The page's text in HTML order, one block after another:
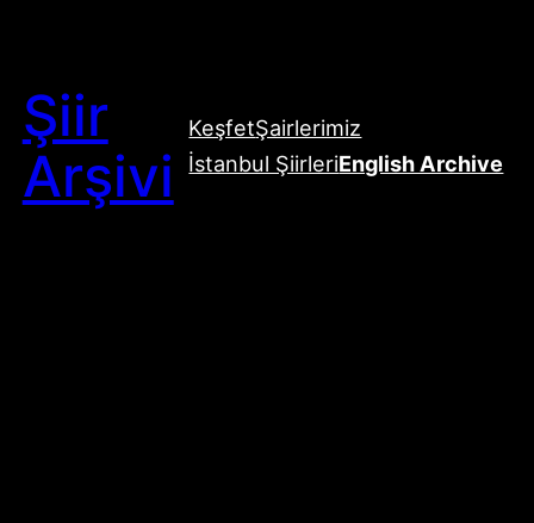
Şiir
Arşivi
KeşfetŞairlerimiz
İstanbul ŞiirleriEnglish Archive